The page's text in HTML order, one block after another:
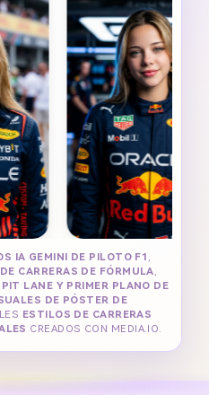
IA GEMINI DE PILOTO F1 ,
CARRERAS DE FÓRMULA,
PIT LANE Y PRIMER PLANO DE
DE PÓSTER DE
ESTILOS DE CARRERAS
CREADOS CON MEDIA.IO.